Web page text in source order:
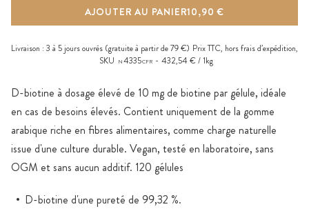
D-biotine à dosage élevé de 10 mg de biotine par gélule, idéale
en cas de besoins élevés. Contient uniquement de la gomme
arabique riche en fibres alimentaires, comme charge naturelle
issue d'une culture durable. Vegan, testé en laboratoire, sans
OGM et sans aucun additif. 120 gélules
D-biotine d'une pureté de 99,32 %.
AJOUTER AU PANIER10,90 €
Livraison : 3 à 5 jours ouvrés (gratuite à partir de 79 €) Prix TTC, horsfrais d’expédition,
SKU
N4335CFR 432,54 € / 1kg